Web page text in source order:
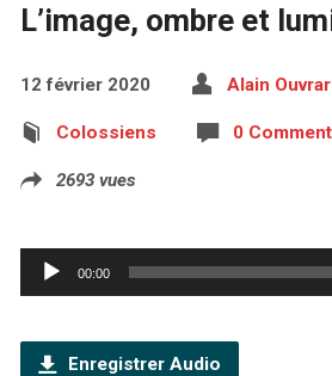
L’image, ombre et
12 février 2020 Alain
Colossiens 0
2693 vues
Lecteur
audio
00:00
Enregistrer Audio